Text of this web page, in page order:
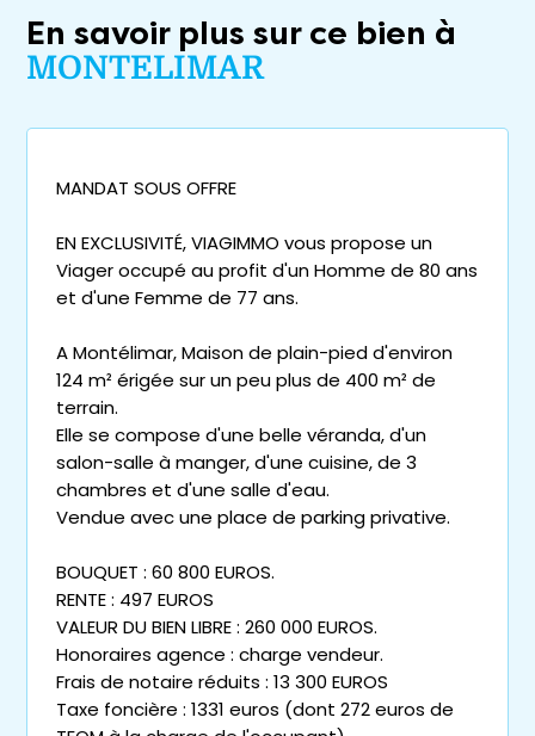
En savoir plus sur ce bien à
MONTELIMAR
MANDAT SOUS OFFRE
EN EXCLUSIVITÉ, VIAGIMMO vous propose un
Viager occupé au profit d'un Homme de 80 ans
et d'une Femme de 77 ans.
A Montélimar, Maison de plain-pied d'environ
124 m² érigée sur un peu plus de 400 m² de
terrain.
Elle se compose d'une belle véranda, d'un
salon-salle à manger, d'une cuisine, de 3
chambres et d'une salle d'eau.
Vendue avec une place de parking privative.
BOUQUET : 60 800 EUROS.
RENTE : 497 EUROS
VALEUR DU BIEN LIBRE : 260 000 EUROS.
Honoraires agence : charge vendeur.
Frais de notaire réduits : 13 300 EUROS
Taxe foncière : 1331 euros (dont 272 euros de